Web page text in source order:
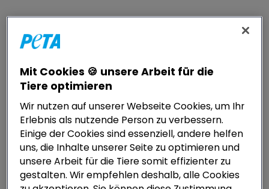
Hobby-Jäger:innen ohne
notleidenden Wildtier begegnen, dass diese
zwar das Recht haben, Wildtiere zu
versorgen oder zu erlösen, aber ihnen keine
explizite gesetzliche Verpflichtung zukommt,
die sie zu Garant:innen machen würde. [2]Der
Jäger im besagten Fall war örtlich zwar
nicht zuständig, ist aber ebenfalls im
Mit Cookies 🍪 unsere Arbeit für die
Tiere optimieren
Wir nutzen auf unserer Webseite Cookies, um Ihr
Erlebnis als nutzende Person zu verbessern.
Einige der Cookies sind essenziell, andere helfen
uns, die Inhalte unserer Seite zu optimieren und
unsere Arbeit für die Tiere somit effizienter zu
gestalten. Wir empfehlen deshalb, alle Cookies